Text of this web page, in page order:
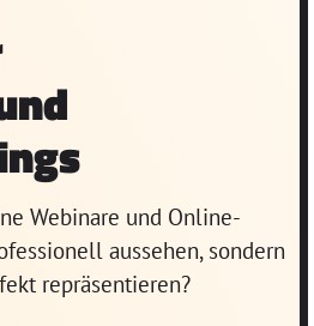
Webinare und Online-
aussehen, sondern
repräsentieren?